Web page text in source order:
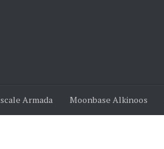
Armada Moonbase Alkinoos